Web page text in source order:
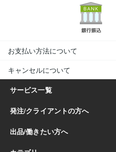
お支払い方法について
キャンセルについて